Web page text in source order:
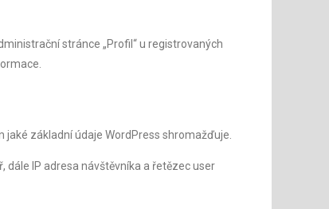
stránce „Profil“ u registrovaných
základní údaje WordPress shromažďuje.
IP adresa návštěvníka a řetězec user